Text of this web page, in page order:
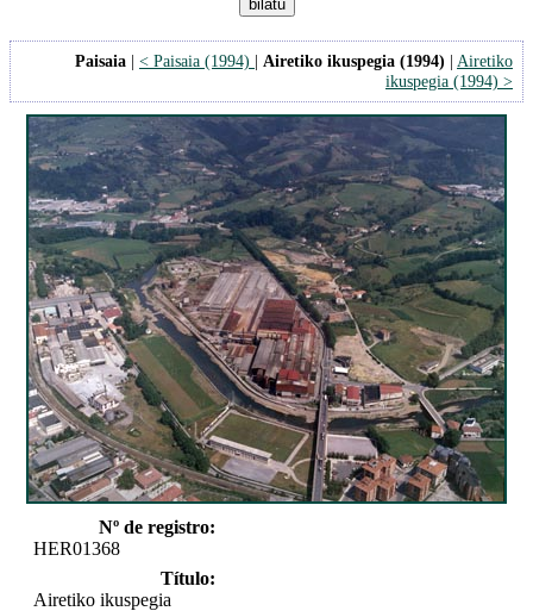
Paisaia | < Paisaia (1994) | Airetiko ikuspegia (1994) | Airetiko
ikuspegia (1994) >
Nº de registro:
HER01368
Título:
Airetiko ikuspegia